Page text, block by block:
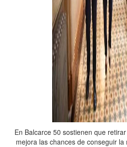
En Balcarce 50 sostienen que
mejora las chances de conseguir